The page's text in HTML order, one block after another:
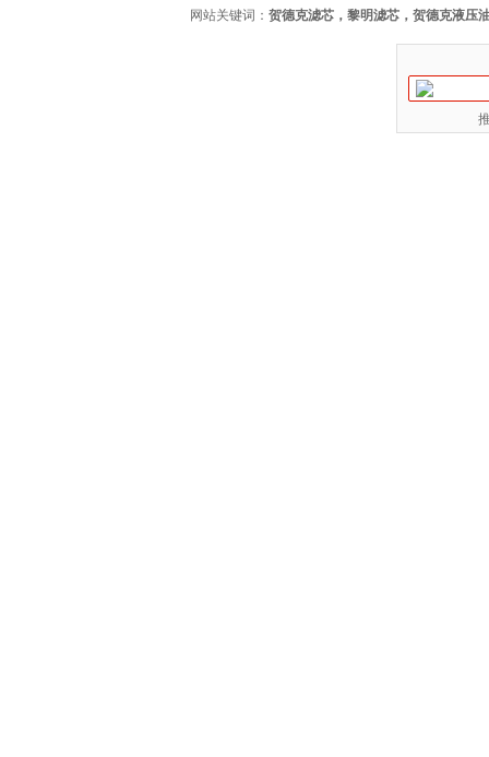
网站关键词： 贺德克滤芯，黎明滤芯，贺德克液压